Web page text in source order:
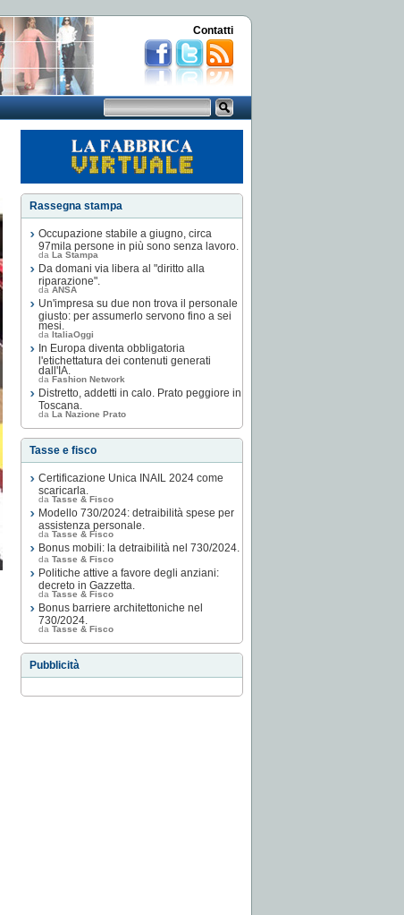
Contatti
Rassegna stampa
Occupazione stabile a giugno, circa
97mila persone in più sono senza lavoro.
da La Stampa
Da domani via libera al "diritto alla
riparazione".
da ANSA
Un'impresa su due non trova il personale
giusto: per assumerlo servono fino a sei
mesi.
da ItaliaOggi
In Europa diventa obbligatoria
l'etichettatura dei contenuti generati
dall'IA.
da Fashion Network
Distretto, addetti in calo. Prato peggiore in
Toscana.
da La Nazione Prato
Tasse e fisco
Certificazione Unica INAIL 2024 come
scaricarla.
da Tasse & Fisco
Modello 730/2024: detraibilità spese per
assistenza personale.
da Tasse & Fisco
Bonus mobili: la detraibilità nel 730/2024.
da Tasse & Fisco
Politiche attive a favore degli anziani:
decreto in Gazzetta.
da Tasse & Fisco
Bonus barriere architettoniche nel
730/2024.
da Tasse & Fisco
Pubblicità